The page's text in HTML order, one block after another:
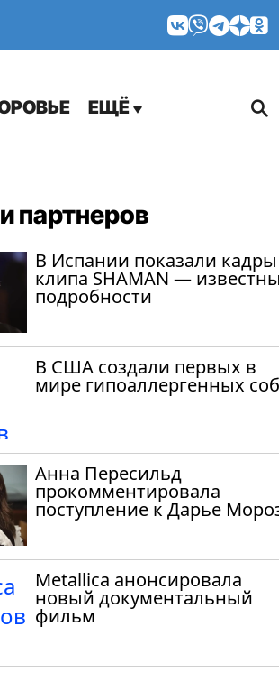
ЕЩЁ
партнеров
В Испании показали
клипа SHAMAN —
подробности
В США создали первых в
мире гипоаллергенных
Анна Пересильд
прокомментировала
поступление к Дарье
Metallica анонсировала
новый документальный
фильм